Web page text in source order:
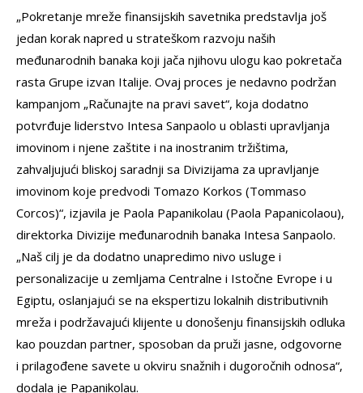
„Pokretanje mreže finansijskih savetnika predstavlja još
jedan korak napred u strateškom razvoju naših
međunarodnih banaka koji jača njihovu ulogu kao pokretača
rasta Grupe izvan Italije. Ovaj proces je nedavno podržan
kampanjom „Računajte na pravi savet“, koja dodatno
potvrđuje liderstvo Intesa Sanpaolo u oblasti upravljanja
imovinom i njene zaštite i na inostranim tržištima,
zahvaljujući bliskoj saradnji sa Divizijama za upravljanje
imovinom koje predvodi Tomazo Korkos (Tommaso
Corcos)“, izjavila je Paola Papanikolau (Paola Papanicolaou),
direktorka Divizije međunarodnih banaka Intesa Sanpaolo.
„Naš cilj je da dodatno unapredimo nivo usluge i
personalizacije u zemljama Centralne i Istočne Evrope i u
Egiptu, oslanjajući se na ekspertizu lokalnih distributivnih
mreža i podržavajući klijente u donošenju finansijskih odluka
kao pouzdan partner, sposoban da pruži jasne, odgovorne
i prilagođene savete u okviru snažnih i dugoročnih odnosa“,
dodala je Papanikolau.